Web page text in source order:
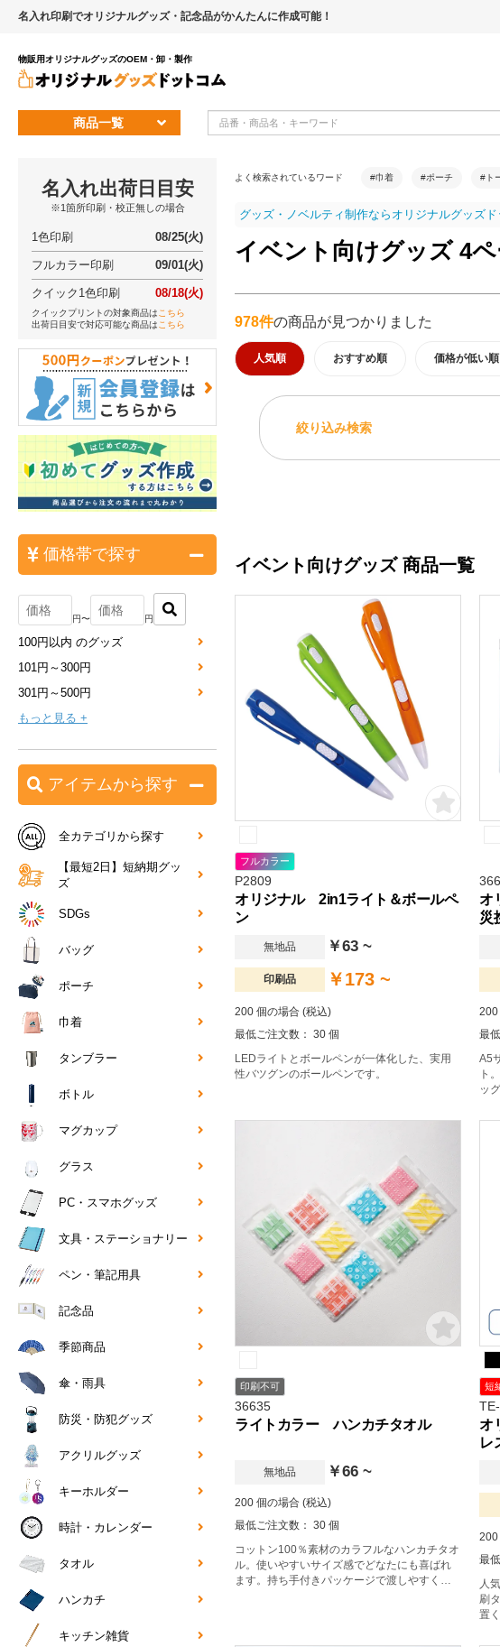
名入れ印刷でオリジナルグッズ・記念品がかんたんに作成可能！
物販用オリジナルグッズのOEM・卸・製作
商品一覧
よく検索されているワード #巾着 #ポーチ #ト
グッズ・ノベルティ制作ならオリジナルグッズド
イベント向けグッズ 4ペ
978件の商品が見つかりました
人気順 おすすめ順 価格が低い順
絞り込み検索
イベント向けグッズ 商品一覧
フルカラー
P2809
オリジナル 2in1ライト＆ボールペ
ン
無地品 ￥63 ~
印刷品 ￥173 ~
200 個の場合 (税込)
最低ご注文数： 30 個
LEDライトとボールペンが一体化した、実用
性バツグンのボールペンです。
オ
災
200
最
A5
ト
ッ
印刷不可
36635
ライトカラー ハンカチタオル
無地品 ￥66 ~
200 個の場合 (税込)
最低ご注文数： 30 個
コットン100％素材のカラフルなハンカチタオ
ル。使いやすいサイズ感でどなたにも喜ばれ
ます。持ち手付きパッケージで渡しやすく便
短
オ
レ
200
最
人
刷
置
名入れ出荷日目安
※1箇所印刷・校正無しの場合
1色印刷 08/25(火)
フルカラー印刷 09/01(火)
クイック1色印刷 08/18(火)
クイックプリントの対象商品は こちら
出荷日目安で対応可能な商品は こちら
価格帯で探す
円〜 円
100円以内 のグッズ
101円～300円
301円～500円
もっと見る +
アイテムから探す
全カテゴリから探す
【最短2日】短納期グッ
ズ
SDGs
バッグ
ポーチ
巾着
タンブラー
ボトル
マグカップ
グラス
PC・スマホグッズ
文具・ステーショナリー
ペン・筆記用具
記念品
季節商品
傘・雨具
防災・防犯グッズ
アクリルグッズ
キーホルダー
時計・カレンダー
タオル
ハンカチ
キッチン雑貨